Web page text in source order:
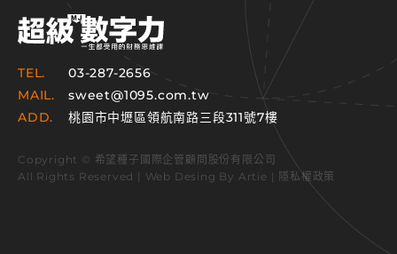
TEL.
03-287-2656
MAIL.
sweet@1095.com.tw
ADD.
桃園市中壢區領航南路三段311號7樓
Copyright © 希望種子國際企管顧問股份有限公司
All Rights Reserved | Web Desing By Artie | 隱私權政策